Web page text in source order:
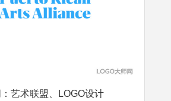
： 艺术联盟、LOGO设计